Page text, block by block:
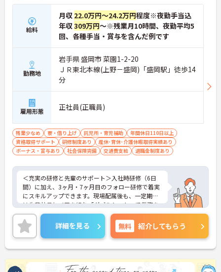
給料
月収 22.0万円～24.2万円程度※夜勤手当込
年収309万円～※残業月10時間、夜勤平均5
回、各種手当・賞与を含んだ例です
勤務地
岩手県 盛岡市 菜園1-2-20
ＪＲ東北本線(上野－盛岡)「盛岡駅」徒歩14
分
雇用形態 正社員(正職員)
残業少なめ 寮・借り上げ 託児所・育児補助
年間休日110日以上
資格取得サポート
研修制度あり
産休･育休･介護休暇取得実績あり
ボーナス・賞与あり
社会保険完備 交通費支給 退職金制度あり
＜充実の研修と先輩のサポート＞入社時研修（6日
間）に加え、3ヶ月・7ヶ月目のフォロー研修で着実
にスキルアップできます。現場配属後も、一定期間
は先輩社員とペアを組む「ダブルシフト」で業務を
習得できるので、一人で抱え込むことはありませ
ん。
＜頑張りが給与に直結！専門性を磨いて年収アップ
＞経験やスキルがしっかり給与に反映される仕組み
です。定期昇給に加え、独自の社内専門資格制度
（通称：マジ神）では、認知症ケアや介護技術など
の専門性を認定されると、1資格につき月給＋1万円
詳細を見る 無料 紹介してもらう